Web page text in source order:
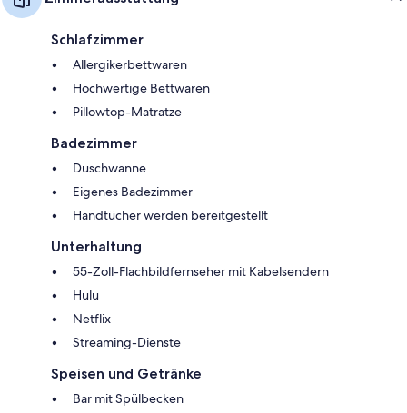
Schlafzimmer
Allergikerbettwaren
Hochwertige Bettwaren
Pillowtop-Matratze
Badezimmer
Duschwanne
Eigenes Badezimmer
Handtücher werden bereitgestellt
Unterhaltung
55-Zoll-Flachbildfernseher mit Kabelsendern
Hulu
Netflix
Streaming-Dienste
Speisen und Getränke
Bar mit Spülbecken